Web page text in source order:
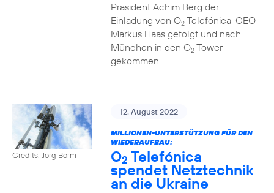
Präsident Achim Berg der
Einladung von O2Telefónica-CEO
Markus Haas gefolgt und nach
München in den O2Tower
gekommen.
Credits: Jörg Borm
12. August 2022
MILLIONEN-UNTERSTÜTZUNG FÜR DEN
WIEDERAUFBAU:
O2 Telefónica
spendet Netztechnik
an die Ukraine